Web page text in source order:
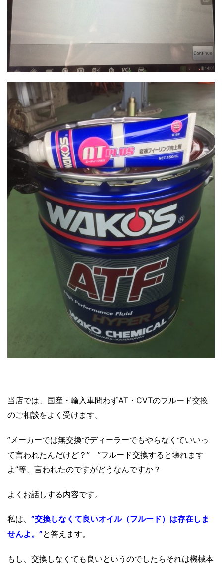
当店では、国産・輸入車問わずAT・CVTのフルード交換
のご相談をよく受けます。
”メーカーでは無交換でディーラーでもやらなくていいっ
て言われたんだけど？” ”フルード交換すると壊れます
よ”等、言われたのですがどうなんですか？
よくお話しする内容です。
私は、 ”交換しなくて良いオイル（フルード）は存在しま
せんよ。”と答えます。
もし、交換しなくても良いというのでしたらそれは機械本